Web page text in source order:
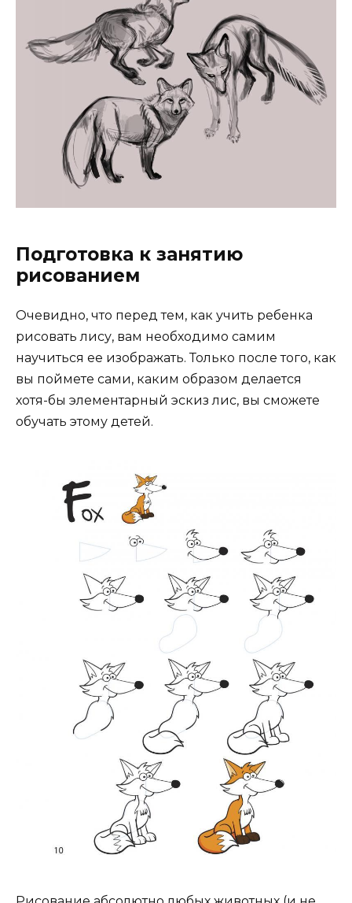
Подготовка к занятию
рисованием
Очевидно, что перед тем, как учить ребенка
рисовать лису, вам необходимо самим
научиться ее изображать. Только после того, как
вы поймете сами, каким образом делается
хотя-бы элементарный эскиз лис, вы сможете
обучать этому детей.